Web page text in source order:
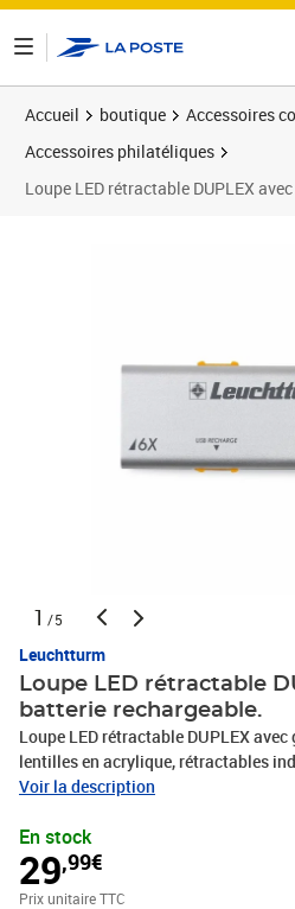
Accueil boutique
Accessoires
Accessoires philatéliques
Loupe LED rétractable DUPLEX
1 /5
Leuchtturm
Loupe LED rétractable
batterie rechargeable.
Loupe LED rétractable DUPLEX avec
lentilles en acrylique, rétractables
aluminium qui rend la loupe très
d'avoir à changer les piles. Livrée avec un câble USB. Format
extérieur (fermée): 102 x 40 x 11 mm.
Voir la description
En stock
29,99€
Prix unitaire TTC